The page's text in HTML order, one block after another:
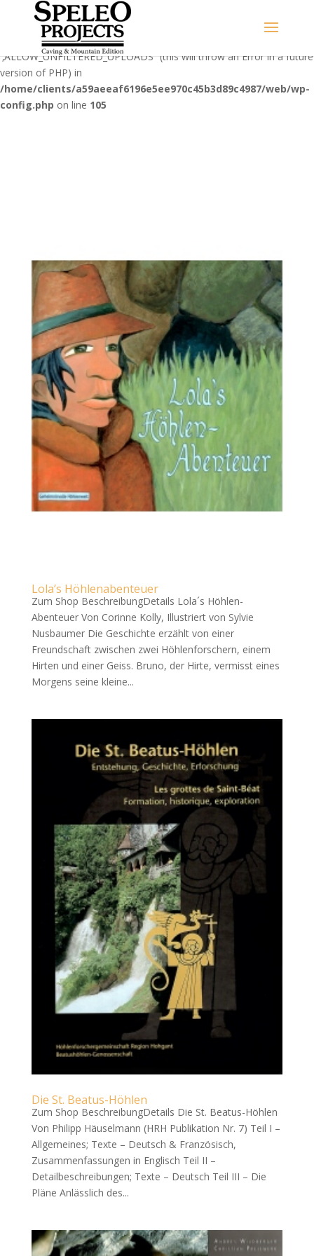
Warning: Use of undefined constant
‚ALLOW_UNFILTERED_UPLOADS‘ - assumed
'‚ALLOW_UNFILTERED_UPLOADS‘' (this will throw an Error in a future
version of PHP) in
/home/clients/a59aeeaf6196e5ee970c45b3d89c4987/web/wp-
config.php on line 105
Lola’s Höhlenabenteuer
Zum Shop BeschreibungDetails Lola´s Höhlen-
Abenteuer Von Corinne Kolly, Illustriert von Sylvie
Nusbaumer Die Geschichte erzählt von einer
Freundschaft zwischen zwei Höhlenforschern, einem
Hirten und einer Geiss. Bruno, der Hirte, vermisst eines
Morgens seine kleine...
Die St. Beatus-Höhlen
Zum Shop BeschreibungDetails Die St. Beatus-Höhlen
Von Philipp Häuselmann (HRH Publikation Nr. 7) Teil I –
Allgemeines; Texte – Deutsch & Französisch,
Zusammenfassungen in Englisch Teil II –
Detailbeschreibungen; Texte – Deutsch Teil III – Die
Pläne Anlässlich des...